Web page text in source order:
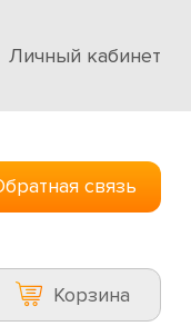
Личный кабинет
связь
Корзина